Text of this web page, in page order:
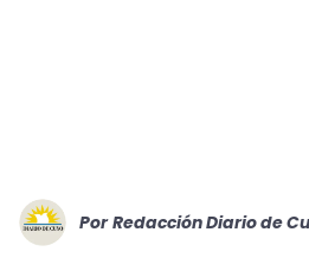
Por Redacción Diario de